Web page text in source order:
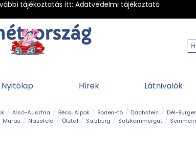
tájékoztatás itt: Adatvédelmi tájékoztató
Nyitólap Hírek Látnivalók
Alsó-Ausztria Bécsi Alpok Boden-tó Dachstein Dél-
Murau Nassfeld Ötztal Salzburg Salzkammergut